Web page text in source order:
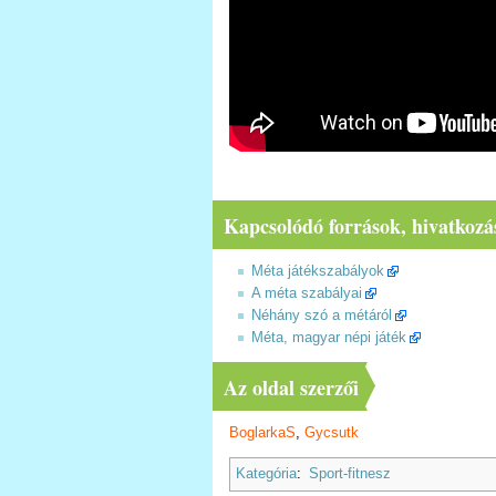
Kapcsolódó források,
Méta játékszabályok
A méta szabályai
Néhány szó a métáról
Méta, magyar népi játék
Az oldal szerzői
BoglarkaS Gycsutk
Kategória: Sport-fitnesz